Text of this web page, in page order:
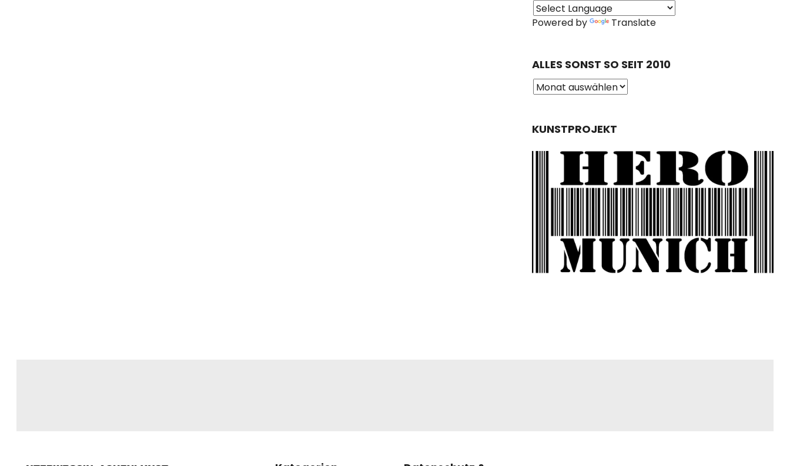
Powered by Translate
ALLES SONST SO SEIT 2010
KUNSTPROJEKT